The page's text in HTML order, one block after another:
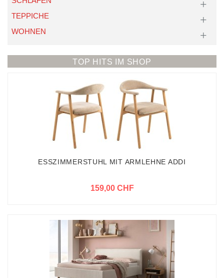
TEPPICHE
WOHNEN
TOP HITS IM SHOP
ESSZIMMERSTUHL MIT ARMLEHNE ADDI
159,00 CHF